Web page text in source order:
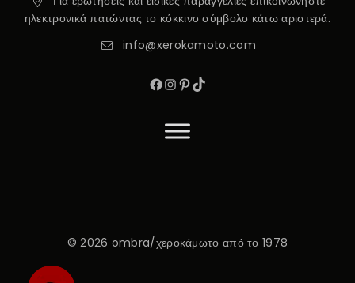
ηλεκτρονικά πατώντας το κόκκινο σύμβολο κάτω αριστερά.
info@xerokamoto.com
© 2026 ombra/χεροκάμωτο από το 1978